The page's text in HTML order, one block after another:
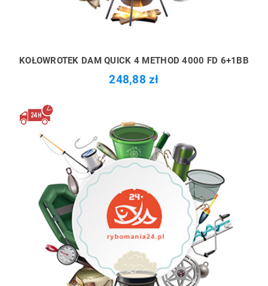
KOŁOWROTEK DAM QUICK 4 METHOD 4000 FD 6+1BB
248,88 zł